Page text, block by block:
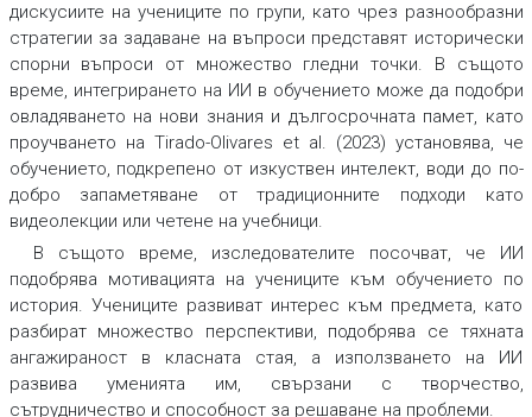
дискусиите на учениците по групи, като чрез разнообразни
стратегии за задаване на въпроси представят исторически
спорни въпроси от множество гледни точки. В същото
време, интегрирането на ИИ в обучението може да подобри
овладяването на нови знания и дългосрочната памет, като
проучването на Tirado-Olivares et al. (2023) установява, че
обучението, подкрепено от изкуствен интелект, води до по-
добро запаметяване от традиционните подходи като
видеолекции или четене на учебници.
В същото време, изследователите посочват, че ИИ
подобрява мотивацията на учениците към обучението по
история. Учениците развиват интерес към предмета, като
разбират множество перспективи, подобрява се тяхната
ангажираност в класната стая, а използването на ИИ
развива уменията им, свързани с творчество,
сътрудничество и способност за решаване на проблеми.